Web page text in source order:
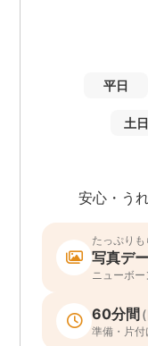
平日
土
安心・う
たっぷりも
写真デ
ニューボ
60分間
準備・片